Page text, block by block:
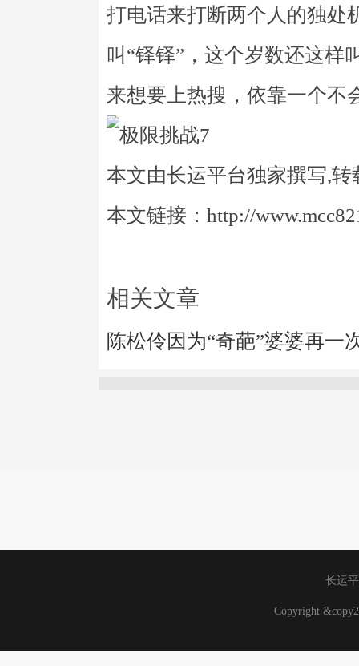
打电话来打断两个人的独处
叫“铎铎”，这个岁数还这样
来想要上热搜，依靠一个不
本文由长运平台独家撰写,转
本文链接：http://
相关文章
陈松伶因为“奇葩”婆婆再一
长运
Copyright